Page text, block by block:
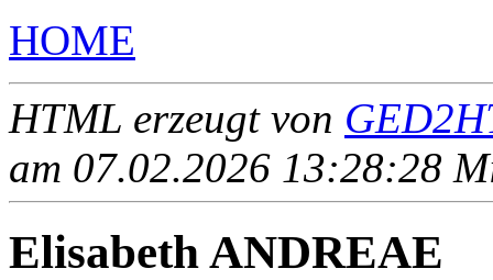
HOME
HTML erzeugt von
am 07.02.2026 13:28:28
Elisabeth ANDREAE